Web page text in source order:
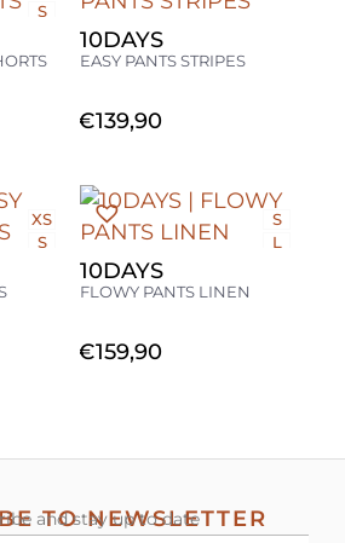
S
L
10DAYS
EASY PANTS STRIPES
€139,90
XS
S
10DAYS
FLOWY PANTS LINEN
€159,90
S
L
TO NEWSLETTER
and stay up to date